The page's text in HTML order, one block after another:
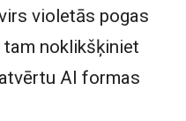
violetās pogas
tam noklikšķiniet
AI formas